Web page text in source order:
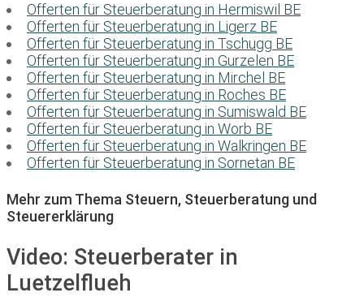
Offerten für Steuerberatung in Hermiswil BE
Offerten für Steuerberatung in Ligerz BE
Offerten für Steuerberatung in Tschugg BE
Offerten für Steuerberatung in Gurzelen BE
Offerten für Steuerberatung in Mirchel BE
Offerten für Steuerberatung in Roches BE
Offerten für Steuerberatung in Sumiswald BE
Offerten für Steuerberatung in Worb BE
Offerten für Steuerberatung in Walkringen BE
Offerten für Steuerberatung in Sornetan BE
Mehr zum Thema Steuern, Steuerberatung und
Steuererklärung
Video: Steuerberater in
Luetzelflueh